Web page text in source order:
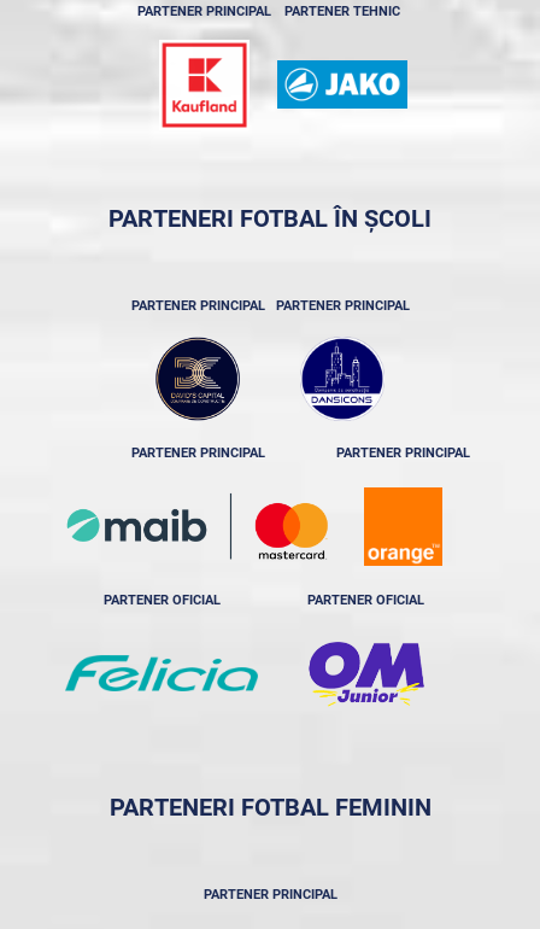
PARTENER PRINCIPAL PARTENER TEHNIC
PARTENERI FOTBAL ÎN ȘCOLI
PARTENER PRINCIPAL PARTENER PRINCIPAL
PARTENER PRINCIPAL PARTENER PRINCIPAL
PARTENER OFICIAL PARTENER OFICIAL
PARTENERI FOTBAL FEMININ
PARTENER PRINCIPAL